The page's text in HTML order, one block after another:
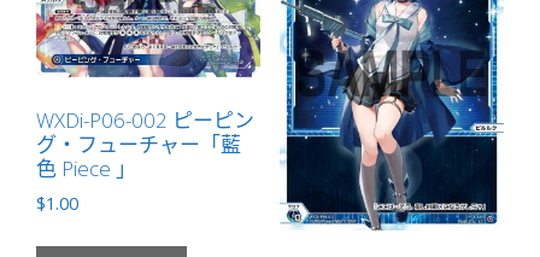
WXDi-P06-002 ピーピン
グ・フューチャー「藍
色 Piece 」
$1.00